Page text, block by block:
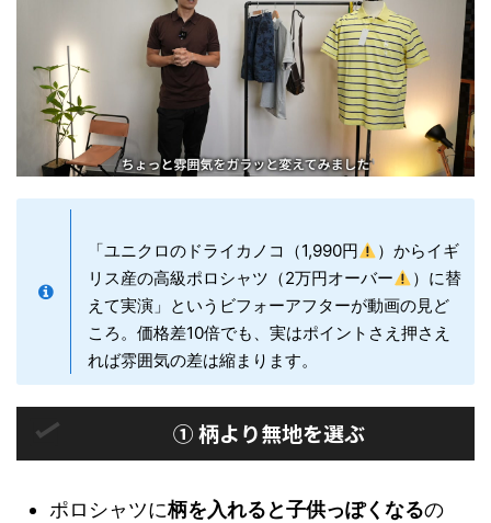
「ユニクロのドライカノコ（1,990円
）からイギ
リス産の高級ポロシャツ（2万円オーバー
）に替
えて実演」というビフォーアフターが動画の見ど
ころ。価格差10倍でも、実はポイントさえ押さえ
れば雰囲気の差は縮まります。
① 柄より無地を選ぶ
ポロシャツに柄を入れると子供っぽくなるの